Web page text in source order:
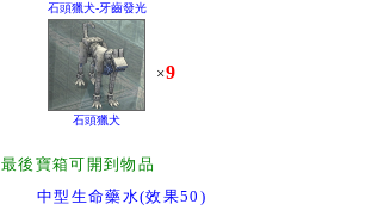
石頭獵犬-牙齒發光
石頭獵犬
×9
最後寶箱可開到物品
中型生命藥水(效果50)